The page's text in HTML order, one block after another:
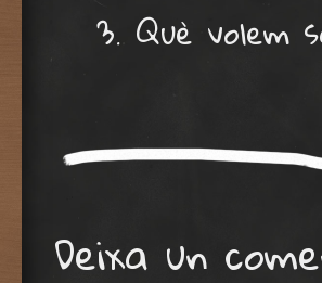
3. Què volem
Deixa un